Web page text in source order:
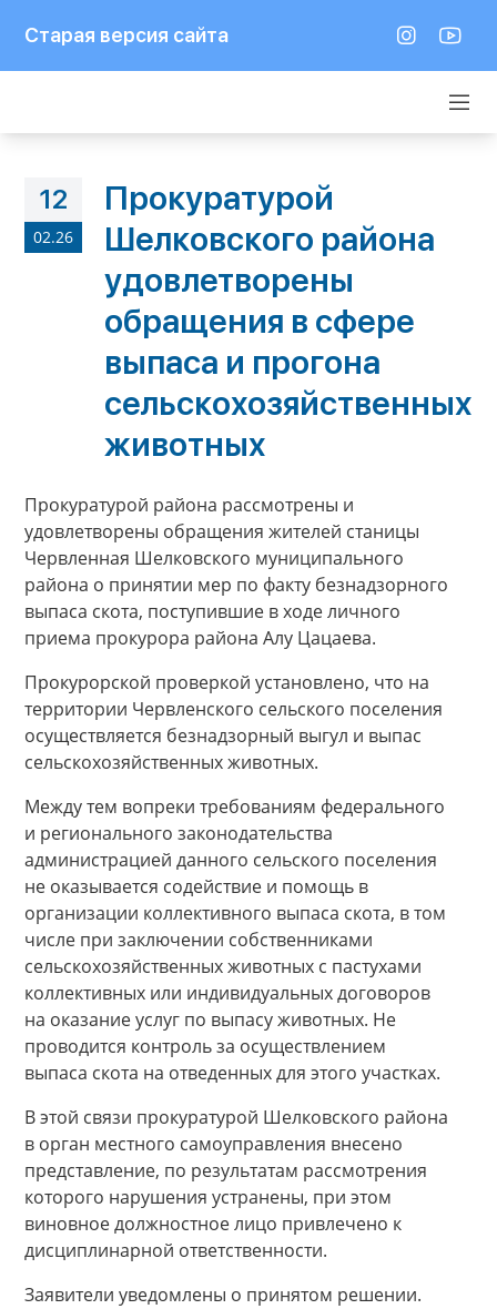
Старая версия сайта
12
02.26
Прокуратурой
Шелковского района
удовлетворены
обращения в сфере
выпаса и прогона
сельскохозяйственных
животных
Прокуратурой района рассмотрены и
удовлетворены обращения жителей станицы
Червленная Шелковского муниципального
района о принятии мер по факту безнадзорного
выпаса скота, поступившие в ходе личного
приема прокурора района Алу Цацаева.
Прокурорской проверкой установлено, что на
территории Червленского сельского поселения
осуществляется безнадзорный выгул и выпас
сельскохозяйственных животных.
Между тем вопреки требованиям федерального
и регионального законодательства
администрацией данного сельского поселения
не оказывается содействие и помощь в
организации коллективного выпаса скота, в том
числе при заключении собственниками
сельскохозяйственных животных с пастухами
коллективных или индивидуальных договоров
на оказание услуг по выпасу животных. Не
проводится контроль за осуществлением
выпаса скота на отведенных для этого участках.
В этой связи прокуратурой Шелковского района
в орган местного самоуправления внесено
представление, по результатам рассмотрения
которого нарушения устранены, при этом
виновное должностное лицо привлечено к
дисциплинарной ответственности.
Заявители уведомлены о принятом решении.